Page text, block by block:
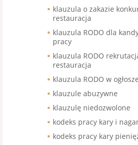
klauzula o zakazie
restauracja
klauzula RODO dla
pracy
klauzula RODO
restauracja
klauzula RODO w
klauzule abuzywne
klauzulę niedozwolone
kodeks pracy kary i
kodeks pracy kary